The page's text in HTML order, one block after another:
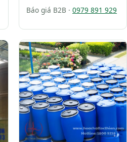
Báo giá B2B · 0979 891 929